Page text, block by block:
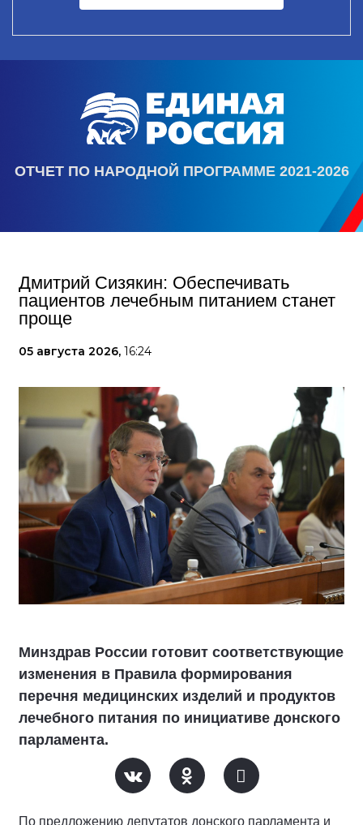
ОТЧЕТ ПО НАРОДНОЙ ПРОГРАММЕ 2021-2026
Дмитрий Сизякин: Обеспечивать
пациентов лечебным питанием станет
проще
05 августа 2026, 16:24
Минздрав России готовит соответствующие
изменения в Правила формирования
перечня медицинских изделий и продуктов
лечебного питания по инициативе донского
парламента.
По предложению депутатов донского парламента и